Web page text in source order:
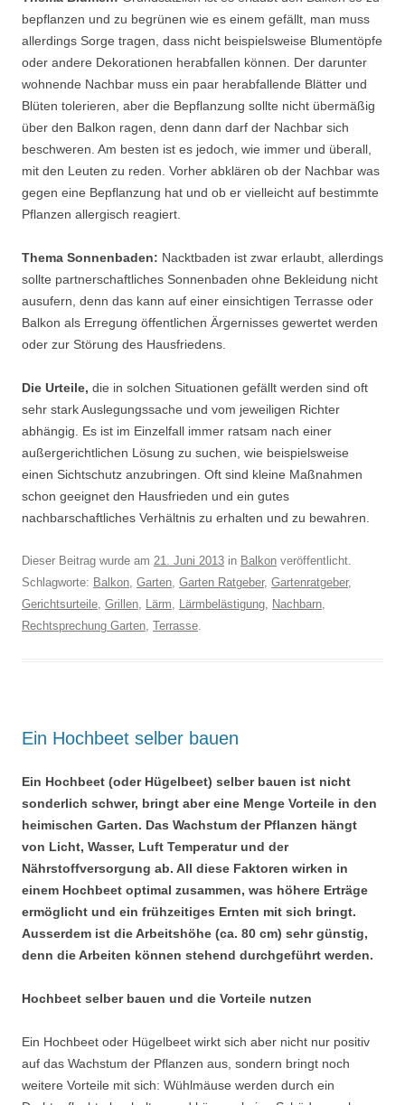
bepflanzen und zu begrünen wie es einem gefällt, man muss
allerdings Sorge tragen, dass nicht beispielsweise Blumentöpfe
oder andere Dekorationen herabfallen können. Der darunter
wohnende Nachbar muss ein paar herabfallende Blätter und
Blüten tolerieren, aber die Bepflanzung sollte nicht übermäßig
über den Balkon ragen, denn dann darf der Nachbar sich
beschweren. Am besten ist es jedoch, wie immer und überall,
mit den Leuten zu reden. Vorher abklären ob der Nachbar was
gegen eine Bepflanzung hat und ob er vielleicht auf bestimmte
Pflanzen allergisch reagiert.
Thema Sonnenbaden: Nacktbaden ist zwar erlaubt, allerdings
sollte partnerschaftliches Sonnenbaden ohne Bekleidung nicht
ausufern, denn das kann auf einer einsichtigen Terrasse oder
Balkon als Erregung öffentlichen Ärgernisses gewertet werden
oder zur Störung des Hausfriedens.
Die Urteile, die in solchen Situationen gefällt werden sind oft
sehr stark Auslegungssache und vom jeweiligen Richter
abhängig. Es ist im Einzelfall immer ratsam nach einer
außergerichtlichen Lösung zu suchen, wie beispielsweise
einen Sichtschutz anzubringen. Oft sind kleine Maßnahmen
schon geeignet den Hausfrieden und ein gutes
nachbarschaftliches Verhältnis zu erhalten und zu bewahren.
Dieser Beitrag wurde am 21. Juni 2013 in Balkon veröffentlicht.
Schlagworte: Balkon, Garten, Garten Ratgeber, Gartenratgeber,
Gerichtsurteile, Grillen, Lärm, Lärmbelästigung, Nachbarn,
Rechtsprechung Garten, Terrasse.
Ein Hochbeet selber bauen
Ein Hochbeet (oder Hügelbeet) selber bauen ist nicht
sonderlich schwer, bringt aber eine Menge Vorteile in den
heimischen Garten. Das Wachstum der Pflanzen hängt
von Licht, Wasser, Luft Temperatur und der
Nährstoffversorgung ab. All diese Faktoren wirken in
einem Hochbeet optimal zusammen, was höhere Erträge
ermöglicht und ein frühzeitiges Ernten mit sich bringt.
Ausserdem ist die Arbeitshöhe (ca. 80 cm) sehr günstig,
denn die Arbeiten können stehend durchgeführt werden.
Hochbeet selber bauen und die Vorteile nutzen
Ein Hochbeet oder Hügelbeet wirkt sich aber nicht nur positiv
auf das Wachstum der Pflanzen aus, sondern bringt noch
weitere Vorteile mit sich: Wühlmäuse werden durch ein